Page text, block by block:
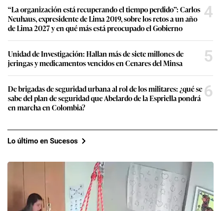
“La organización está recuperando el tiempo perdido”: Carlos
Neuhaus, expresidente de Lima 2019, sobre los retos a un año
de Lima 2027 y en qué más está preocupado el Gobierno
4
Unidad de Investigación: Hallan más de siete millones de
jeringas y medicamentos vencidos en Cenares del Minsa
5
De brigadas de seguridad urbana al rol de los militares: ¿qué se
sabe del plan de seguridad que Abelardo de la Espriella pondrá
en marcha en Colombia?
6
Lo último en Sucesos